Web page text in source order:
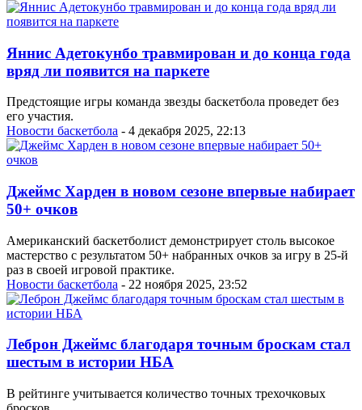
Яннис Адетокунбо травмирован и до конца года
вряд ли появится на паркете
Предстоящие игры команда звезды баскетбола проведет без
его участия.
Новости баскетбола - 4 декабря 2025, 22:13
Джеймс Харден в новом сезоне впервые набирает
50+ очков
Американский баскетболист демонстрирует столь высокое
мастерство с результатом 50+ набранных очков за игру в 25-й
раз в своей игровой практике.
Новости баскетбола - 22 ноября 2025, 23:52
Леброн Джеймс благодаря точным броскам стал
шестым в истории НБА
В рейтинге учитывается количество точных трехочковых